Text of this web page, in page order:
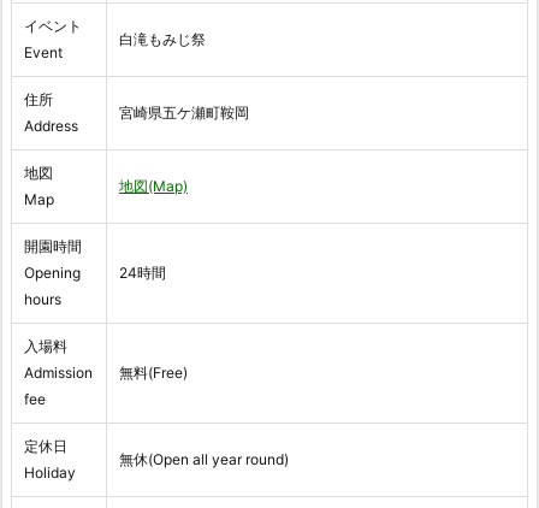
イベント
Event
白滝もみじ祭
住所
Address
宮崎県五ケ瀬町鞍岡
地図
Map
地図(Map)
開園時間
Opening
hours
24時間
入場料
Admission
fee
無料(Free)
定休日
Holiday
無休(Open all year round)